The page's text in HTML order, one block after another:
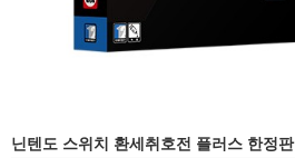
닌텐도 스위치 환세취호전 플러스 한정판